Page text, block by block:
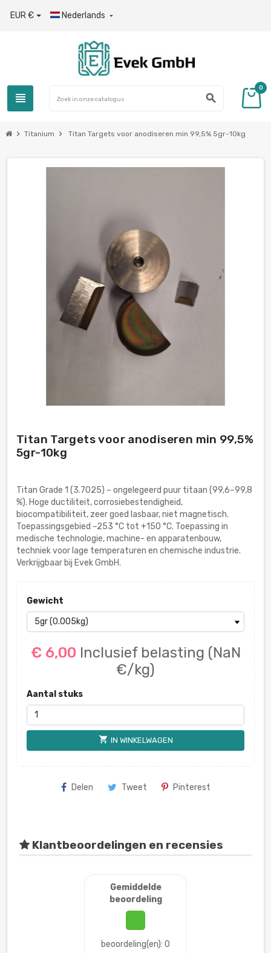
EUR € Nederlands 
view_headline search
0
chevron_right Titanium chevron_right Titan Targets voor anodiseren min 99,5% 5gr-10kg
Titan Targets voor anodiseren min 99,5%
5gr-10kg
Titan Grade 1 (3.7025) – ongelegeerd puur titaan (99,6–99,8
%). Hoge ductiliteit, corrosiebestendigheid,
biocompatibiliteit, zeer goed lasbaar, niet magnetisch.
Toepassingsgebied –253 °C tot +150 °C. Toepassing in
medische technologie, machine- en apparatenbouw,
techniek voor lage temperaturen en chemische industrie.
Verkrijgbaar bij Evek GmbH.
Gewicht
€ 6,00 Inclusief belasting (NaN
€/kg)
Aantal stuks
shopping_cart IN WINKELWAGEN
Delen Tweet Pinterest
Klantbeoordelingen en recensies
Gemiddelde
beoordeling
beoordeling(en): 0